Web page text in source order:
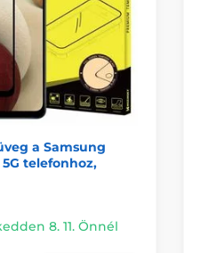
a Samsung
5G telefonhoz,
8. 11. Önnél